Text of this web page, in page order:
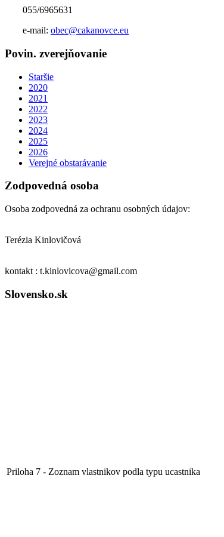
055/6965631
e-mail: obec@cakanovce.eu
Povin. zverejňovanie
Staršie
2020
2021
2022
2023
2024
2025
2026
Verejné obstarávanie
Zodpovedná osoba
Osoba zodpovedná za ochranu osobných údajov:
Terézia Kinlovičová
kontakt : t.kinlovicova@gmail.com
Slovensko.sk
Priloha 7 - Zoznam vlastnikov podla typu ucastnika